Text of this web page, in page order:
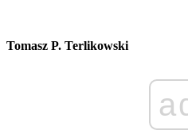
Tomasz P. Terlikowski